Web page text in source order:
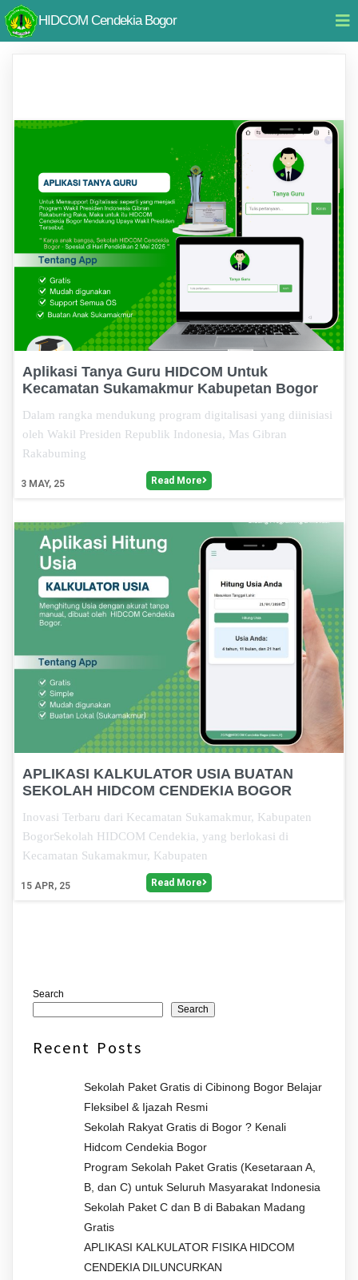
HIDCOM Cendekia Bogor
Aplikasi Tanya Guru HIDCOM Untuk
Kecamatan Sukamakmur Kabupetan Bogor
3 MAY, 25
Dalam rangka mendukung program digitalisasi yang diinisiasi
oleh Wakil Presiden Republik Indonesia, Mas Gibran
Rakabuming
Read More
APLIKASI KALKULATOR USIA BUATAN
SEKOLAH HIDCOM CENDEKIA BOGOR
15 APR, 25
Inovasi Terbaru dari Kecamatan Sukamakmur, Kabupaten
BogorSekolah HIDCOM Cendekia, yang berlokasi di
Kecamatan Sukamakmur, Kabupaten
Read More
Search
Search
Recent Posts
Sekolah Paket Gratis di Cibinong Bogor Belajar
Fleksibel & Ijazah Resmi
Sekolah Rakyat Gratis di Bogor ? Kenali
Hidcom Cendekia Bogor
Program Sekolah Paket Gratis (Kesetaraan A,
B, dan C) untuk Seluruh Masyarakat Indonesia
Sekolah Paket C dan B di Babakan Madang
Gratis
APLIKASI KALKULATOR FISIKA HIDCOM
CENDEKIA DILUNCURKAN